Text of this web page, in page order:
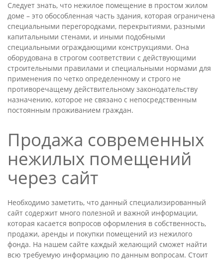
Следует знать, что нежилое помещение в простом жилом
доме – это обособленная часть здания, которая ограничена
специальными перегородками, перекрытиями, разными
капитальными стенами, и иными подобными
специальными ограждающими конструкциями. Она
оборудована в строгом соответствии с действующими
строительными правилами и специальными нормами для
применения по четко определенному и строго не
противоречащему действительному законодательству
назначению, которое не связано с непосредственным
постоянным проживанием граждан.
Продажа современных
нежилых помещений
через сайт
Необходимо заметить, что данный специализированный
сайт содержит много полезной и важной информации,
которая касается вопросов оформления в собственность,
продажи, аренды и покупки помещений из нежилого
фонда. На нашем сайте каждый желающий сможет найти
всю требуемую информацию по данным вопросам. Стоит